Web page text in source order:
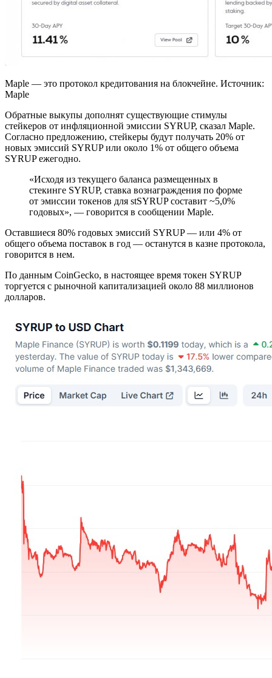
Maple — это протокол кредитования на блокчейне. Источник:
Maple
Обратные выкупы дополнят существующие стимулы
стейкеров от инфляционной эмиссии SYRUP, сказал Maple.
Согласно предложению, стейкеры будут получать 20% от
новых эмиссий SYRUP или около 1% от общего объема
SYRUP ежегодно.
«Исходя из текущего баланса размещенных в
стекинге SYRUP, ставка вознаграждения по форме
от эмиссии токенов для stSYRUP составит ~5,0%
годовых», — говорится в сообщении Maple.
Оставшиеся 80% годовых эмиссий SYRUP — или 4% от
общего объема поставок в год — останутся в казне протокола,
говорится в нем.
По данным CoinGecko, в настоящее время токен SYRUP
торгуется с рыночной капитализацией около 88 миллионов
долларов.